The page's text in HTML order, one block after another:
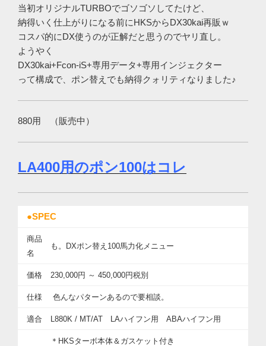
当初オリジナルTURBOでゴソゴソしてたけど、
納得いく仕上がりになる前にHKSからDX30kai再販ｗ
コスパ的にDX使うのが正解だと思うのでヤリ直し。
ようやく
DX30kai+Fcon-iS+専用データ+専用インジェクター
って構成で、ポン替えでも納得クォリティなりました♪
880用 （販売中）
LA400用のポン100はコレ
●SPEC
商品
名
も。DXポン替え100馬力化メニュー
価格 230,000円 ～ 450,000円税別
仕様 色んなパターンあるので要相談。
適合 L880K / MT/AT LAハイフン用 ABAハイフン用
＊HKSターボ本体＆ガスケット付き